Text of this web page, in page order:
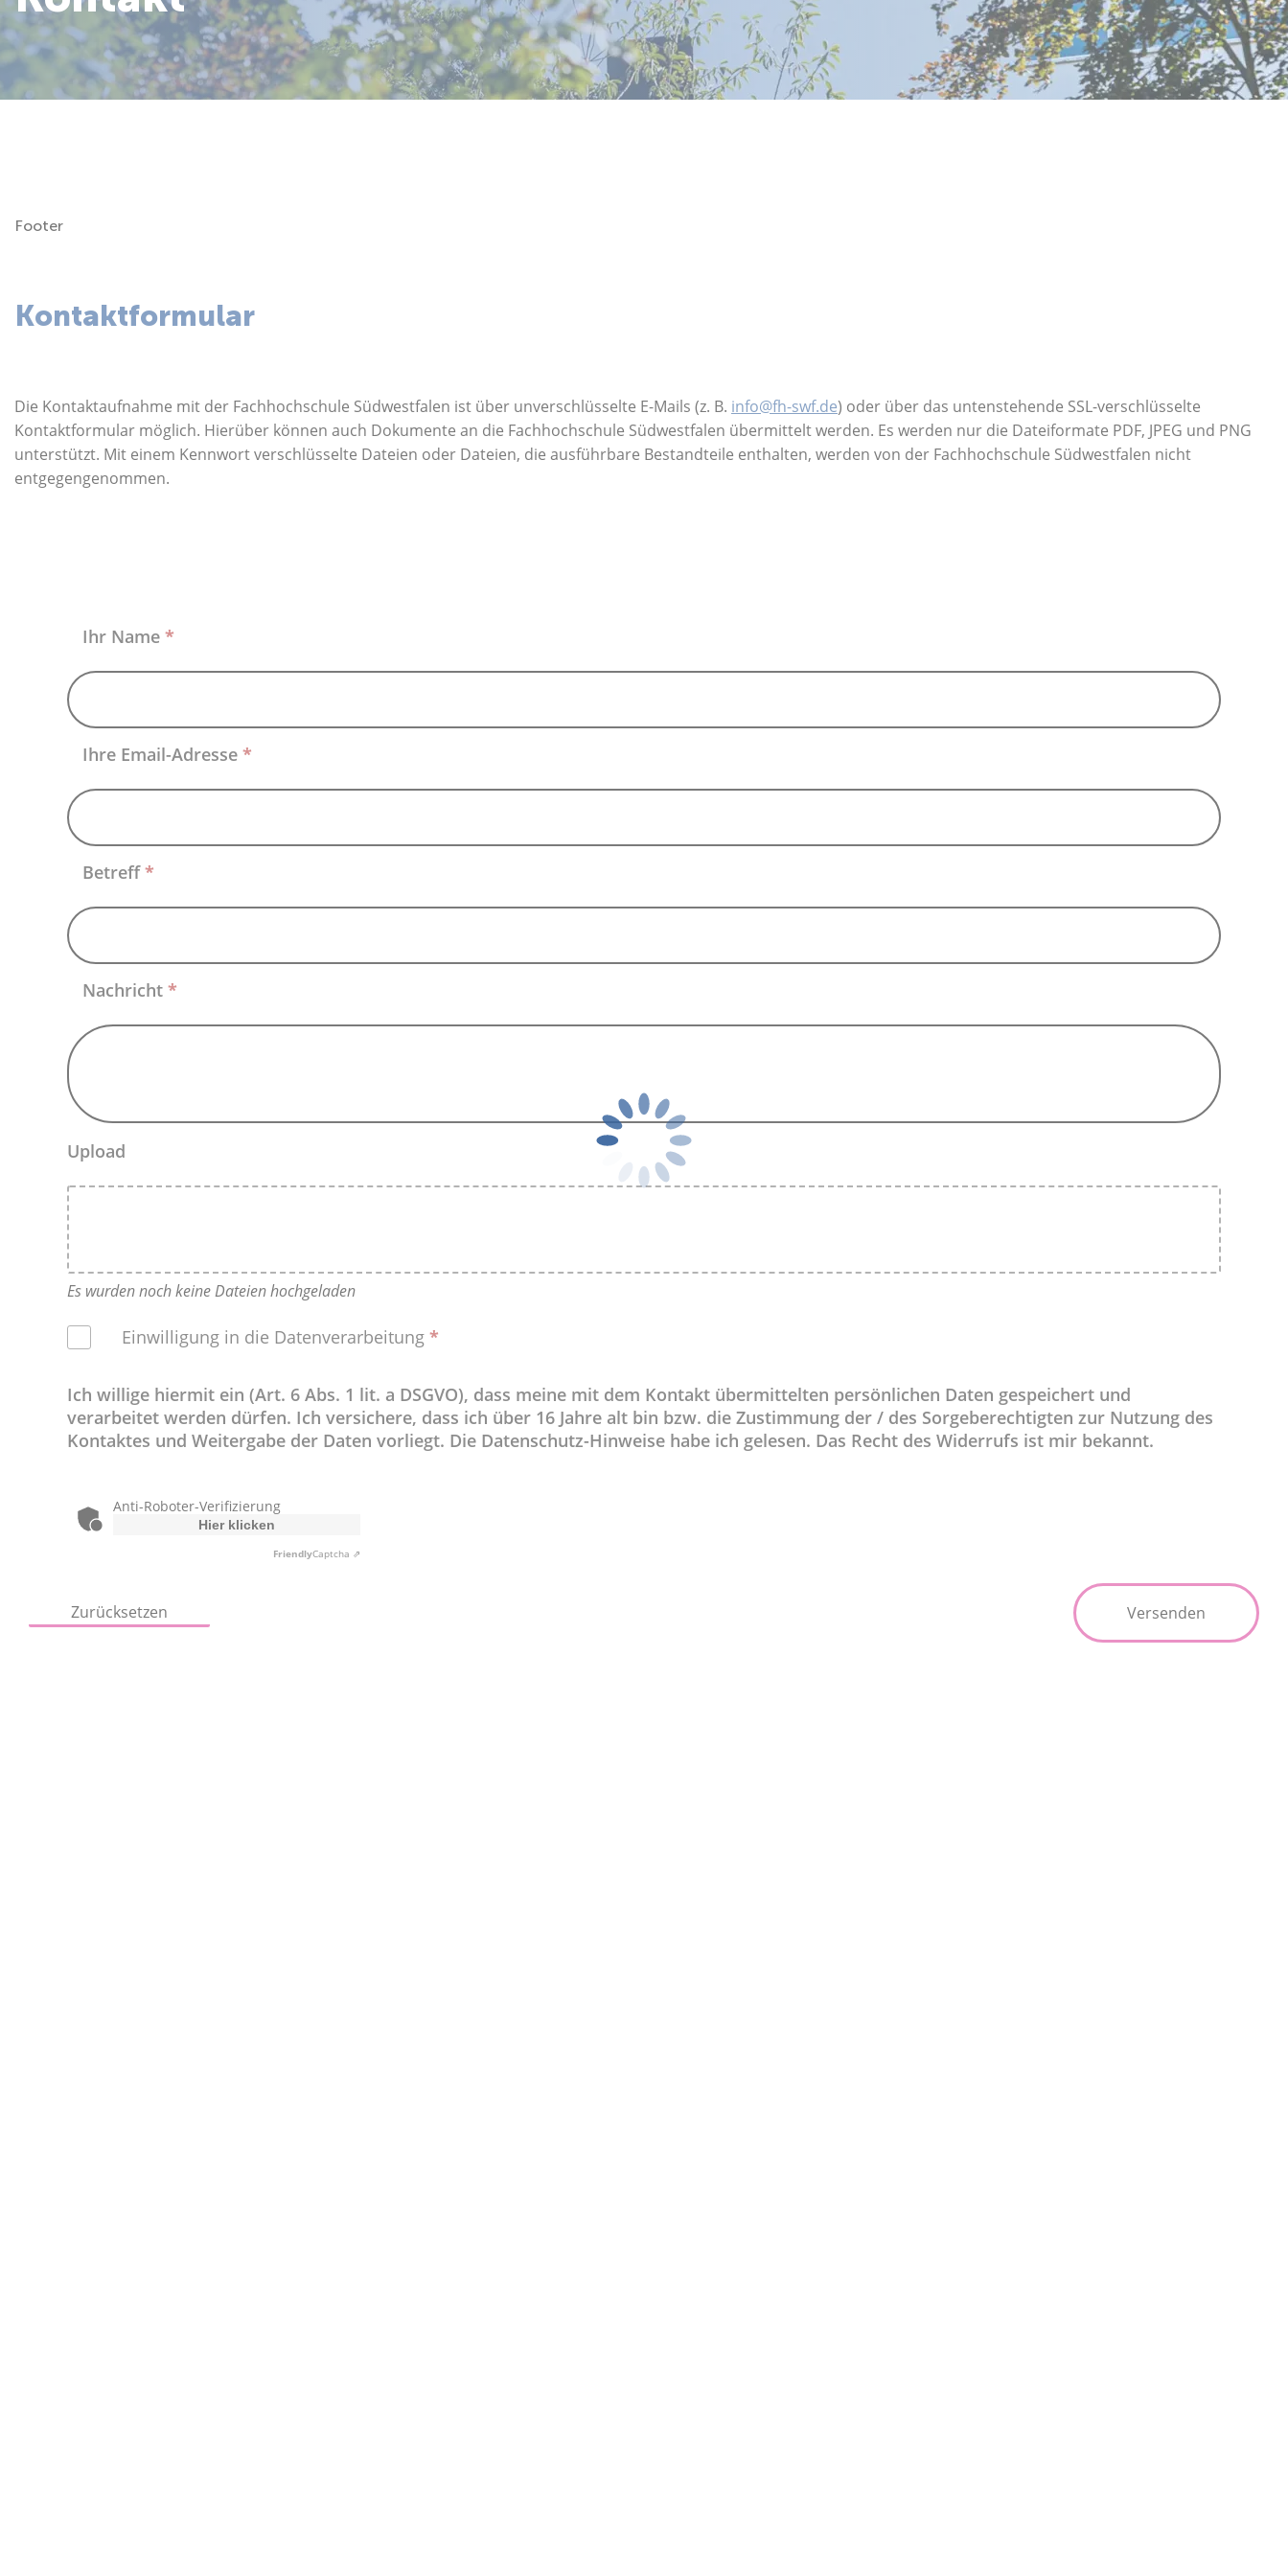
Über uns
Footer
Kontaktformular
Die Kontaktaufnahme mit der Fachhochschule Südwestfalen ist über unverschlüsselte E-Mails (z. B. info@fh-swf.de) oder über das untenstehende SSL-verschlüsselte
Kontaktformular möglich. Hierüber können auch Dokumente an die Fachhochschule Südwestfalen übermittelt werden. Es werden nur die Dateiformate PDF, JPEG und PNG
unterstützt. Mit einem Kennwort verschlüsselte Dateien oder Dateien, die ausführbare Bestandteile enthalten, werden von der Fachhochschule Südwestfalen nicht
entgegengenommen.